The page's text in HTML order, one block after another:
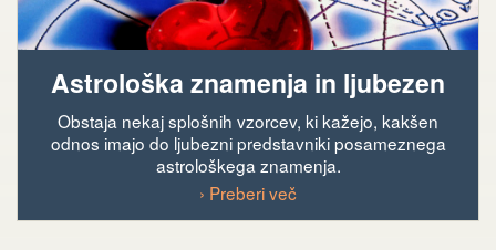
Astrološka znamenja in ljubezen
Obstaja nekaj splošnih vzorcev, ki kažejo, kakšen
odnos imajo do ljubezni predstavniki posameznega
astrološkega znamenja.
› Preberi več